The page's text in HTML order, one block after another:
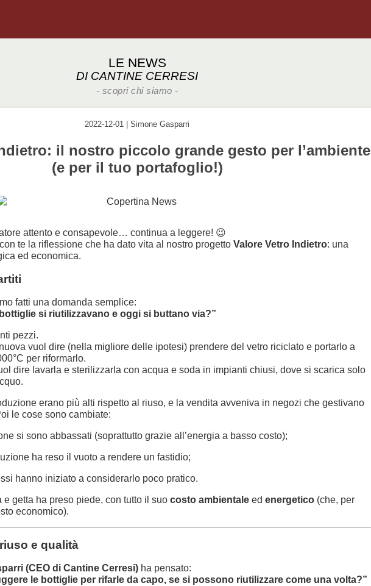
LE NEWS
DI CANTINE CERRESI
- scopri chi siamo -
2022-12-01 | Simone Gasparri
il nostro piccolo grande gesto per l’ambiente
(e per il tuo portafoglio!)
attento e consapevole… continua a leggere! 😉
te la riflessione che ha dato vita al nostro progetto Valore Vetro Indietro: una
ed economica.
fatti una domanda semplice:
si riutilizzavano e oggi si buttano via?”
pezzi.
vuol dire (nella migliore delle ipotesi) prendere del vetro riciclato e portarlo a
per riformarlo.
dire lavarla e sterilizzarla con acqua e soda in impianti chiusi, dove si scarica solo
erano più alti rispetto al riuso, e la vendita avveniva in negozi che gestivano
le cose sono cambiate:
si sono abbassati (soprattutto grazie all’energia a basso costo);
ha reso il vuoto a rendere un fastidio;
hanno iniziato a considerarlo poco pratico.
getta ha preso piede, con tutto il suo costo ambientale ed energetico (che, per
economico).
e qualità
(CEO di Cantine Cerresi) ha pensato:
le bottiglie per rifarle da capo, se si possono riutilizzare come una volta?”